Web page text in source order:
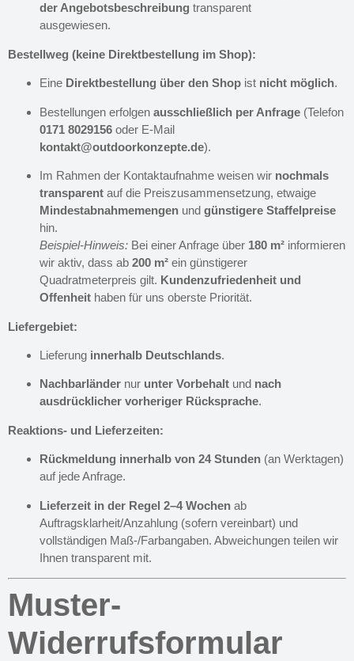
der Angebotsbeschreibung transparent
ausgewiesen.
Bestellweg (keine Direktbestellung im Shop):
Eine Direktbestellung über den Shop ist nicht möglich.
Bestellungen erfolgen ausschließlich per Anfrage (Telefon
0171 8029156 oder E-Mail
kontakt@outdoorkonzepte.de).
Im Rahmen der Kontaktaufnahme weisen wir nochmals
transparent auf die Preiszusammensetzung, etwaige
Mindestabnahmemengen und günstigere Staffelpreise
hin.
Beispiel-Hinweis: Bei einer Anfrage über 180 m² informieren
wir aktiv, dass ab 200 m² ein günstigerer
Quadratmeterpreis gilt. Kundenzufriedenheit und
Offenheit haben für uns oberste Priorität.
Liefergebiet:
Lieferung innerhalb Deutschlands.
Nachbarländer nur unter Vorbehalt und nach
ausdrücklicher vorheriger Rücksprache.
Reaktions- und Lieferzeiten:
Rückmeldung innerhalb von 24 Stunden (an Werktagen)
auf jede Anfrage.
Lieferzeit in der Regel 2–4 Wochen ab
Auftragsklarheit/Anzahlung (sofern vereinbart) und
vollständigen Maß-/Farbangaben. Abweichungen teilen wir
Ihnen transparent mit.
Muster-
Widerrufsformular